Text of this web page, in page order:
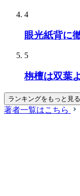
4
眼光紙背に
5
栴檀は双葉
ランキングをもっと見る
著者一覧はこちら